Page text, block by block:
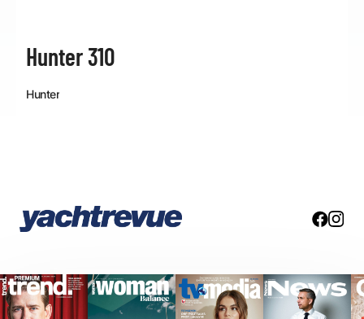
Hunter 310
Hunter